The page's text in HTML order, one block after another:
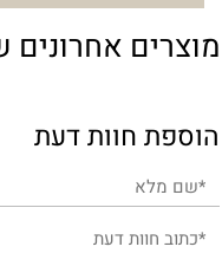
מוצרים אחרונים
הוספת חוות דעת